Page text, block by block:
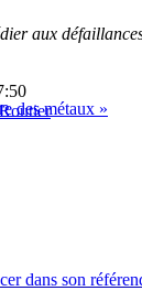
aux
des métaux »
dans son